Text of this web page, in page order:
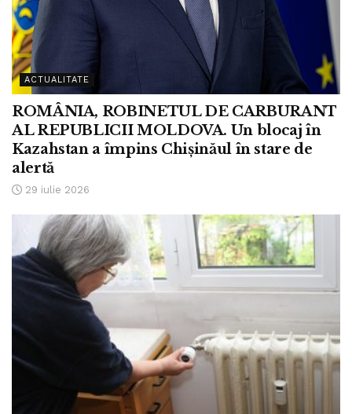
ACTUALITATE
ROMÂNIA, ROBINETUL DE CARBURANT
AL REPUBLICII MOLDOVA. Un blocaj în
Kazahstan a împins Chișinăul în stare de
alertă
29 iulie 2026